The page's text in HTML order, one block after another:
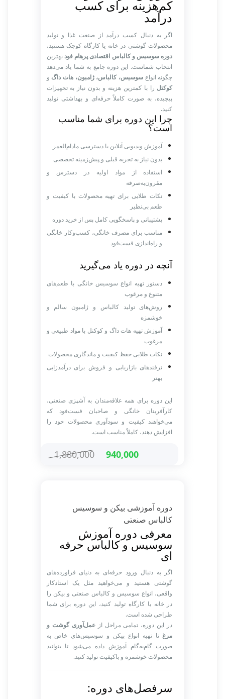
کم‌هزینه برای کسب
درآمد
اگر به دنبال کسب درآمد از صنعت غذا و تولید
محصولات گوشتی در خانه یا کارگاه کوچک هستید،
دوره سوسیس و کالباس اقتصادی پرهام فودبهترین
انتخاب شماست. این دوره جامع به شما یاد می‌دهد
چگونه انواع سوسیس، کالباس، ژامبون، هات داگ و
کوکتل را با کمترین هزینه و بدون نیاز به تجهیزات
پیچیده، به صورت کاملاً حرفه‌ای و بهداشتی تولید
کنید.
چرا این دوره برای شما مناسب
است؟
آموزش ویدیویی آنلاین با دسترسی مادام‌العمر
بدون نیاز به تجربه قبلی و پیش‌زمینه تخصصی
استفاده از مواد اولیه در دسترس و
مقرون‌به‌صرفه
نکات طلایی برای تهیه محصولات با کیفیت و
طعم بی‌نظیر
پشتیبانی و پاسخگویی کامل پس از خرید دوره
مناسب برای مصرف خانگی، کسب‌وکار خانگی
و راه‌اندازی فست‌فود
آنچه در دوره یاد می‌گیرید
دستور تهیه انواع سوسیس خانگی با طعم‌های
متنوع و مرغوب
روش‌های تولید کالباس و ژامبون سالم و
خوشمزه
آموزش تهیه هات داگ و کوکتل با مواد طبیعی و
مرغوب
نکات طلایی حفظ کیفیت و ماندگاری محصولات
ترفندهای بازاریابی و فروش برای درآمدزایی
بهتر
این دوره برای همه علاقه‌مندان به آشپزی صنعتی،
کارآفرینان خانگی و صاحبان فست‌فود که
می‌خواهند کیفیت و سودآوری محصولات خود را
افزایش دهند، کاملاً مناسب است.
1,880,000 940,000
دوره آموزشی بیکن و سوسیس
کالباس صنعتی
معرفی دوره آموزش
سوسیس و کالباس حرفه
ای
اگر به دنبال ورود حرفه‌ای به دنیای فراورده‌های
گوشتی هستید و می‌خواهید مثل یک استادکار
واقعی، انواع سوسیس و کالباس صنعتی و بیکن را
در خانه یا کارگاه تولید کنید، این دوره برای شما
طراحی شده است.
در این دوره، تمامی مراحل ازعمل‌آوری گوشت و
مرغتا تهیه انواع بیکن و سوسیس‌های خاص به
صورت گام‌به‌گام آموزش داده می‌شود تا بتوانید
محصولات خوشمزه و باکیفیت تولید کنید.
سرفصل‌های دوره: